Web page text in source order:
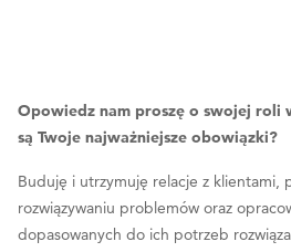
Opowiedz nam proszę o swojej roli
są Twoje najważniejsze obowiązki?
Buduję i utrzymuję relacje z klientami,
rozwiązywaniu problemów oraz
dopasowanych do ich potrzeb